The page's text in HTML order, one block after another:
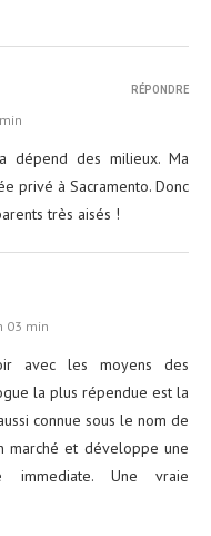
dépend des milieux. Ma
privé à Sacramento. Donc
très aisés !
RÉPONDRE
03 min
avec les moyens des
la plus répendue est la
connue sous le nom de
marché et développe une
immediate. Une vraie